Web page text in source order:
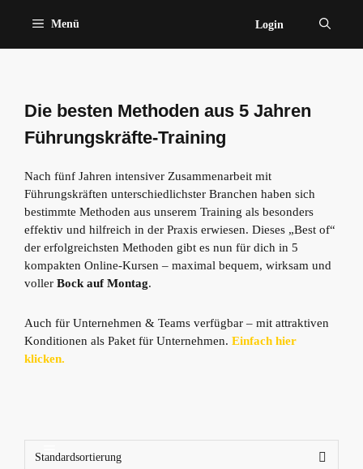
Menü Login
Die besten Methoden aus 5 Jahren
Führungskräfte-Training
Nach fünf Jahren intensiver Zusammenarbeit mit
Führungskräften unterschiedlichster Branchen haben sich
bestimmte Methoden aus unserem Training als besonders
effektiv und hilfreich in der Praxis erwiesen. Dieses „Best of“
der erfolgreichsten Methoden gibt es nun für dich in 5
kompakten Online-Kursen – maximal bequem, wirksam und
voller Bock auf Montag.
Auch für Unternehmen & Teams verfügbar – mit attraktiven
Konditionen als Paket für Unternehmen. Einfach hier
klicken.